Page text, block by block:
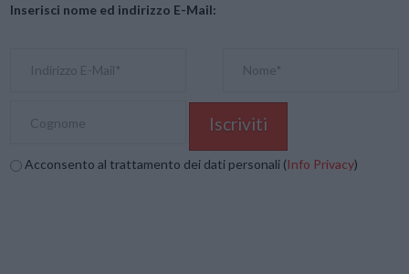
Inserisci nome ed indirizzo E-Mail:
Acconsento al trattamento dei dati personali (Info Privacy)